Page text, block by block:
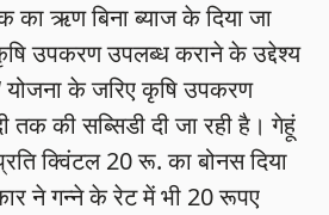
ऋण बिना ब्याज के दिया जा
उपकरण उपलब्ध कराने के उद्देश्य
योजना के जरिए कृषि उपकरण
की सब्सिडी दी जा रही है। गेहूं
क्विंटल 20 रू. का बोनस दिया
ने गन्ने के रेट में भी 20 रूपए